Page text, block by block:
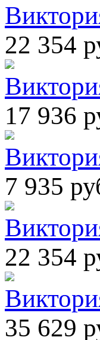
22 354
17 936
7 935
22 354
35 629